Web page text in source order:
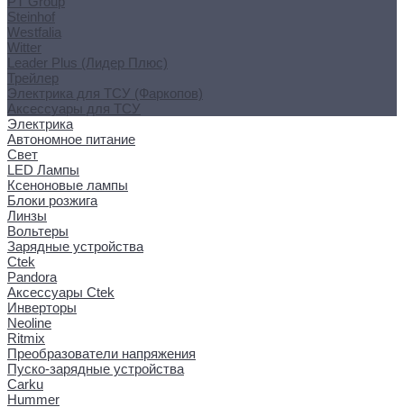
Steinhof
Westfalia
Witter
Leader Plus (Лидер Плюс)
Трейлер
Электрика для ТСУ (Фаркопов)
Аксессуары для ТСУ
Электрика
Автономное питание
Свет
LED Лампы
Ксеноновые лампы
Блоки розжига
Линзы
Вольтеры
Зарядные устройства
Ctek
Pandora
Аксессуары Ctek
Инверторы
Neoline
Ritmix
Преобразователи напряжения
Пуско-зарядные устройства
Carku
Hummer